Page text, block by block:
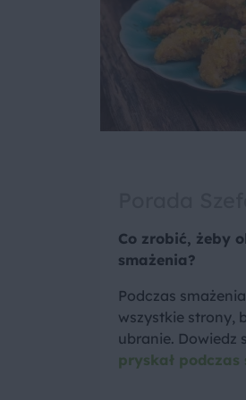
Co zrobić, żeby
smażenia?
Podczas
wszystkie strony,
ubranie. Dowiedz
pryskał podczas